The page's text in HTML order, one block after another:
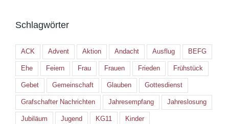
Schlagwörter
ACK Advent Aktion Andacht Ausflug BEFG
Ehe Feiern Frau Frauen Frieden Frühstück
Gebet Gemeinschaft Glauben Gottesdienst
Grafschafter Nachrichten Jahresempfang Jahreslosung
Jubiläum Jugend KG11 Kinder